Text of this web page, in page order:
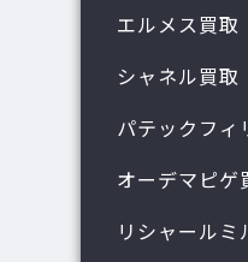
エルメス買取
シャネル買取
パテックフィ
オーデマピゲ
リシャールミ